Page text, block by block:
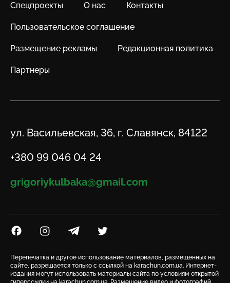
Спецпроекты О нас Контакты
Пользовательское соглашение
Размещение рекламы Редакционная политика
Партнеры
Адрес
ул. Васильевская, 36, г. Славянск, 84122
Телефон
+380 99 046 04 24
Email
grigoriykulbaka@gmail.com
Посилання на Facebook
Посилання на Instagram
Посилання на Telegram
Посилання на Twitter
Перепечатка и другое использование материалов, размещенных на
сайте, разрешается только с ссылкой на karachun.com.ua. Интернет-
издания могут использовать материалы сайта по условиям открытой